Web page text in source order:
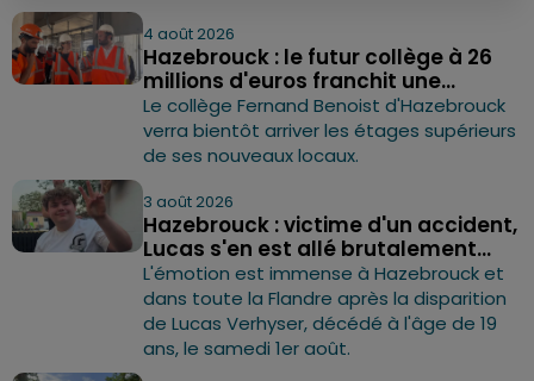
4 août 2026
Hazebrouck : le futur collège à 26
millions d'euros franchit une...
Le collège Fernand Benoist d'Hazebrouck
verra bientôt arriver les étages supérieurs
de ses nouveaux locaux.
3 août 2026
Hazebrouck : victime d'un accident,
Lucas s'en est allé brutalement...
L'émotion est immense à Hazebrouck et
dans toute la Flandre après la disparition
de Lucas Verhyser, décédé à l'âge de 19
ans, le samedi 1er août.